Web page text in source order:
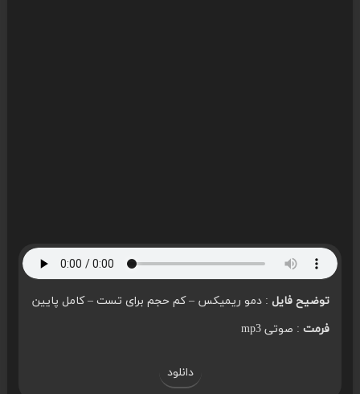
توضیح فایل: دمو ریمیکس – کم حجم برای تست – کامل پایین
فرمت: صوتی mp3
دانلود